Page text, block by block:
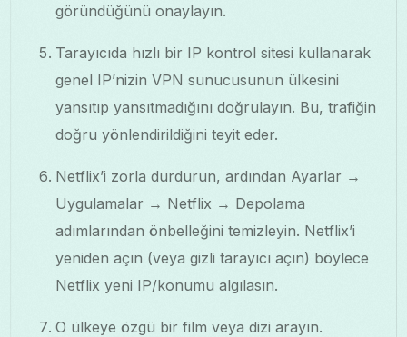
göründüğünü onaylayın.
Tarayıcıda hızlı bir IP kontrol sitesi kullanarak
genel IP’nizin VPN sunucusunun ülkesini
yansıtıp yansıtmadığını doğrulayın. Bu, trafiğin
doğru yönlendirildiğini teyit eder.
Netflix’i zorla durdurun, ardından Ayarlar →
Uygulamalar → Netflix → Depolama
adımlarından önbelleğini temizleyin. Netflix’i
yeniden açın (veya gizli tarayıcı açın) böylece
Netflix yeni IP/konumu algılasın.
O ülkeye özgü bir film veya dizi arayın.